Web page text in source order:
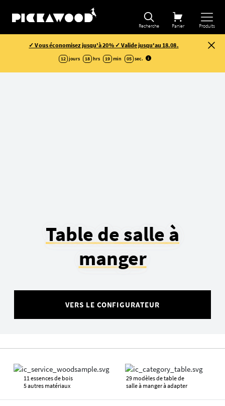
Recherche Panier Produits
✓ Vous économisez jusqu'à 20% ✓ Valide jusqu'au 18.08.
12 jours 18 hrs 19 min 04 sec.
Table de salle à
manger
VERS LE CONFIGURATEUR
11 essences de bois
5 autres matériaux
29 modèles de table de
salle à manger à adapter
Affiner la sélection